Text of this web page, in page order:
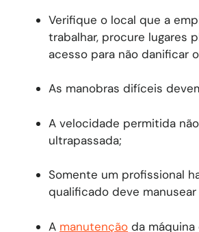
Verifique o local que a
trabalhar, procure lugares
acesso para não danificar
As manobras difíceis
A velocidade permitida
ultrapassada;
Somente um profissional
qualificado deve manusear
A manutenção da